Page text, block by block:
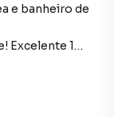
Excelente 1